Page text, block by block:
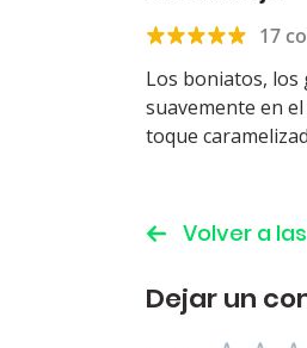
17
Los boniatos, los
suavemente en
toque
Volver a
Dejar un